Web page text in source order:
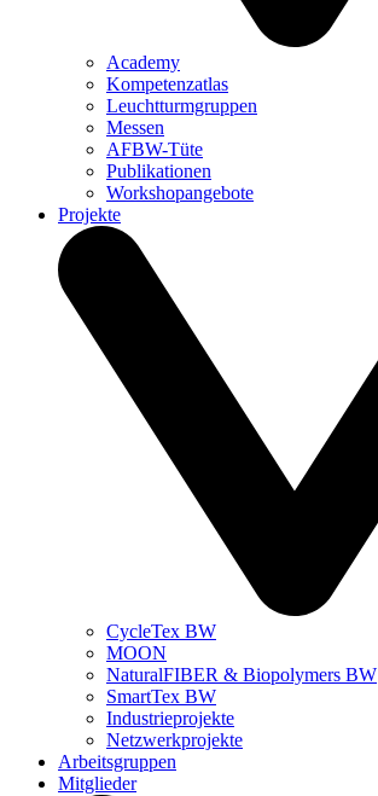
Academy
Kompetenzatlas
Leuchtturm­gruppen
Messen
AFBW-Tüte
Publikationen
Workshopangebote
Projekte
CycleTex BW
MOON
NaturalFIBER & Biopolymers BW
SmartTex BW
Industrieprojekte
Netzwerkprojekte
Arbeitsgruppen
Mitglieder